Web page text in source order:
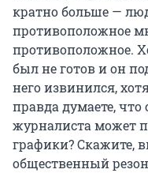
кратно больше —
противоположное
противоположное.
был не готов и он
него извинился,
правда думаете, что
журналиста может
графики? Скажите,
общественный